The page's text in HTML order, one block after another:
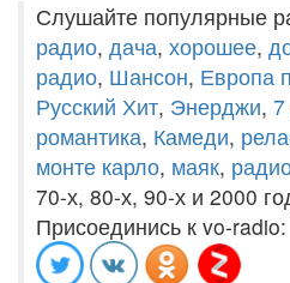
Слушайте популярные
радио, дача, хорошее,
радио, Шансон, Европа
Русский Хит, Энерджи,
романтика, Камеди,
монте карло, маяк,
70-х, 80-х, 90-х и 2000
Присоединись к vo-radio: